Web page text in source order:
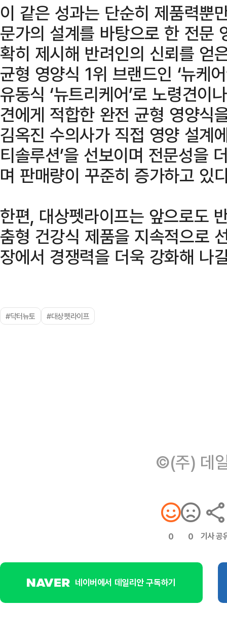
이 같은 성과는 단순히 제품력뿐
문가의 설계를 바탕으로 한 전문
확히 제시해 반려인의 신뢰를 얻
균형 영양식 1위 브랜드인 ‘뉴케
유동식 ‘뉴트리케어’로 노령견
견에게 적합한 완전 균형 영양식
김옥진 수의사가 직접 영양 설계
티솔루션’을 선보이며 전문성을
며 판매량이 꾸준히 증가하고 있
한편, 대상펫라이프는 앞으로도
춤형 건강식 제품을 지속적으로
장에서 경쟁력을 더욱 강화해 나
#닥터뉴토 #대상펫라이프
©(주) 데
0 0 기사 공
네이버에서 데일리안 구독하기